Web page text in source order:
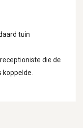
tuin
die de
koppelde.